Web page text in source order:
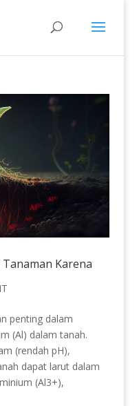
Karena
penting dalam
(Al) dalam tanah.
(rendah pH),
dapat larut dalam
(Al3+),